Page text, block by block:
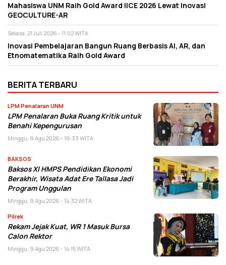
Mahasiswa UNM Raih Gold Award IICE 2026 Lewat Inovasi
GEOCULTURE-AR
Selasa, 21 Juli 2026 - 11:02 WITA
Inovasi Pembelajaran Bangun Ruang Berbasis AI, AR, dan
Etnomatematika Raih Gold Award
BERITA TERBARU
LPM Penalaran UNM
LPM Penalaran Buka Ruang Kritik untuk
Benahi Kepengurusan
Minggu, 9 Agu 2026 - 16:33 WITA
BAKSOS
Baksos XI HMPS Pendidikan Ekonomi
Berakhir, Wisata Adat Ere Tallasa Jadi
Program Unggulan
Minggu, 9 Agu 2026 - 14:32 WITA
Pilrek
Rekam Jejak Kuat, WR 1 Masuk Bursa
Calon Rektor
Minggu, 9 Agu 2026 - 14:15 WITA